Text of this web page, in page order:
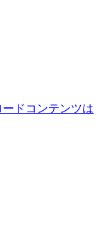
ドコンテンツは